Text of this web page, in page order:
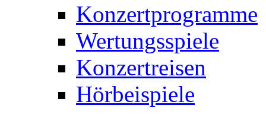
Konzertprogramme
Wertungsspiele
Konzertreisen
Hörbeispiele